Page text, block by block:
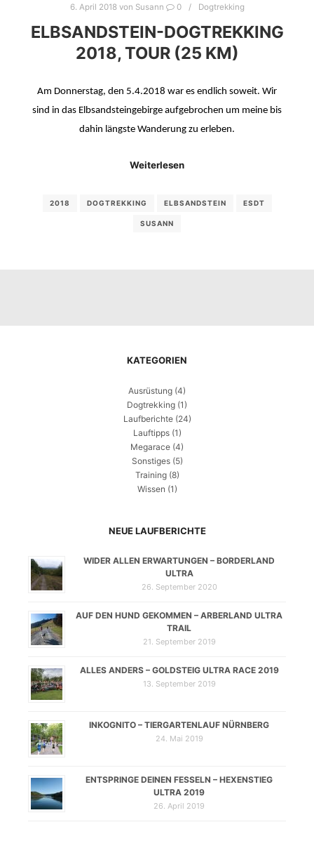
6. April 2018von Susann 0 Dogtrekking
ELBSANDSTEIN-DOGTREKKING
2018, TOUR (25 KM)
Am Donnerstag, den 5.4.2018 war es endlich soweit. Wir
sind in das Elbsandsteingebirge aufgebrochen um meine bis
dahin längste Wanderung zu erleben.
Weiterlesen
2018 DOGTREKKING ELBSANDSTEIN ESDT
SUSANN
KATEGORIEN
Ausrüstung (4)
Dogtrekking (1)
Laufberichte(24)
Lauftipps(1)
Megarace (4)
Sonstiges(5)
Training(8)
Wissen (1)
NEUE LAUFBERICHTE
WIDER ALLEN ERWARTUNGEN – BORDERLAND
ULTRA
26. September 2020
AUF DEN HUND GEKOMMEN – ARBERLAND ULTRA
TRAIL
21. September 2019
ALLES ANDERS – GOLDSTEIG ULTRA RACE 2019
13. September 2019
INKOGNITO – TIERGARTENLAUF NÜRNBERG
24. Mai 2019
ENTSPRINGE DEINEN FESSELN – HEXENSTIEG
ULTRA 2019
26. April 2019